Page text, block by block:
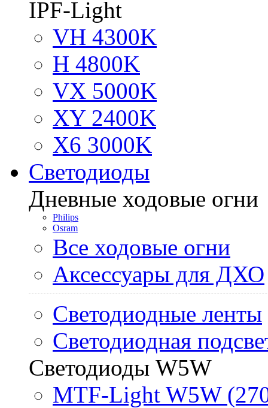
IPF-Light
VH 4300K
H 4800K
VX 5000K
XY 2400K
X6 3000K
Светодиоды
Дневные ходовые огни
Philips
Osram
Все ходовые огни
Аксессуары для ДХО
Светодиодные ленты
Светодиодная
Светодиоды W5W
MTF-Light W5W